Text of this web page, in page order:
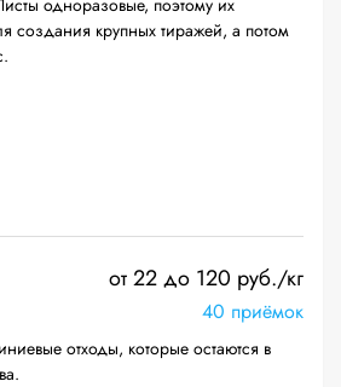
одноразовые, поэтому их
создания крупных тиражей, а потом
от 22 до 120 руб./кг
40 приёмок
отходы, которые остаются в